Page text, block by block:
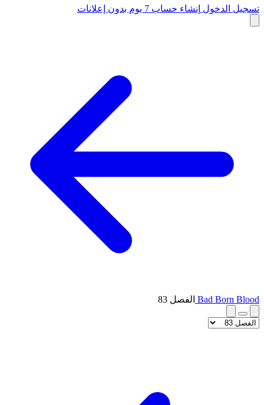
تسجيل الدخول إنشاء حساب 7 يوم بدون إعلانات
Bad Born Blood الفصل 83